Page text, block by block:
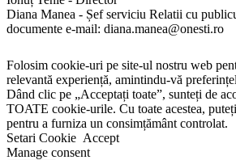
Diana Manea - Șef serviciu Relatii cu
documente e-mail: diana.manea@onesti.ro
Folosim cookie-uri pe site-ul nostru web
relevantă experiență, amintindu-vă
Dând clic pe „Acceptați toate”, sunteți de
TOATE cookie-urile. Cu toate acestea,
pentru a furniza un consimțământ controlat.
Setari Cookie Accept
Manage consent